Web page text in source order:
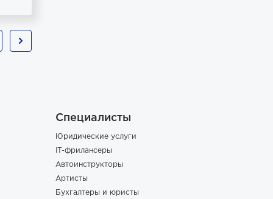
Специалисты
Юридические услуги
IT-фрилансеры
Автоинструкторы
Артисты
Бухгалтеры и юристы